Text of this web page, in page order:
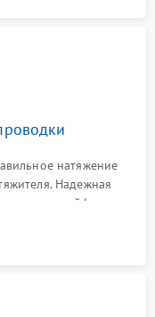
натяжение
Надежная
и шлейфов к
панелей, люка и